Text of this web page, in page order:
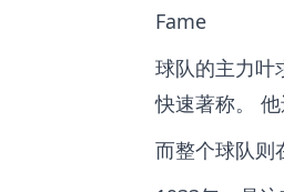
Fame
球队的主力叶
快速著称。
而整个球队则